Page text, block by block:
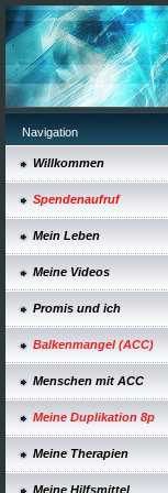
Navigation
Willkommen
Spendenaufruf
Mein Leben
Meine Videos
Promis und ich
Balkenmangel (ACC)
Menschen mit ACC
Meine Duplikation 8p
Meine Therapien
Meine Hilfsmittel